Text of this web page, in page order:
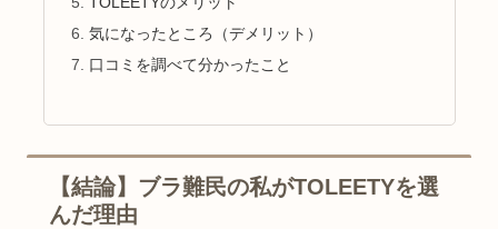
気になったところ（デメリット）
口コミを調べて分かったこと
【結論】ブラ難民の私がTOLEETYを選
んだ理由